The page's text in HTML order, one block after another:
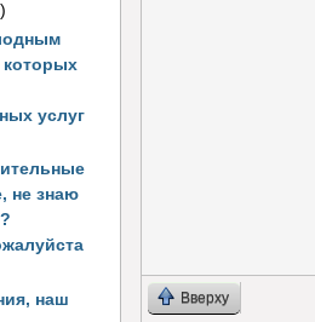
которых
услуг
не знаю
наш
Вверху